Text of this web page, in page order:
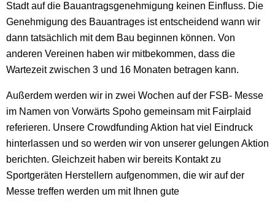
Stadt auf die Bauantragsgenehmigung keinen Einfluss. Die
Genehmigung des Bauantrages ist entscheidend wann wir
dann tatsächlich mit dem Bau beginnen können. Von
anderen Vereinen haben wir mitbekommen, dass die
Wartezeit zwischen 3 und 16 Monaten betragen kann.
Außerdem werden wir in zwei Wochen auf der FSB- Messe
im Namen von Vorwärts Spoho gemeinsam mit Fairplaid
referieren. Unsere Crowdfunding Aktion hat viel Eindruck
hinterlassen und so werden wir von unserer gelungen Aktion
berichten. Gleichzeit haben wir bereits Kontakt zu
Sportgeräten Herstellern aufgenommen, die wir auf der
Messe treffen werden um mit Ihnen gute